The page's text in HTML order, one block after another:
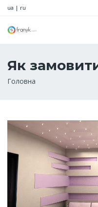
ua | ru
Як
Рядок
Головна